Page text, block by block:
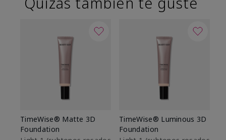
TimeWise® Matte 3D
Foundation
TimeWise® Luminous 3D
Foundation